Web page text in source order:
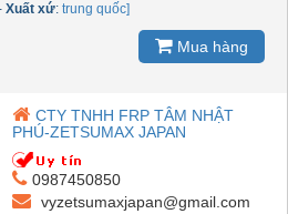
Xuất xứ: trung quốc]
Mua hàng
CTY TNHH FRP TÂM NHẬT
PHÚ-ZETSUMAX JAPAN
0987450850
vyzetsumaxjapan@gmail.com